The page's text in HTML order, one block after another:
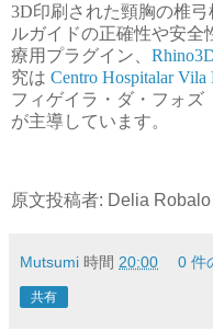
3D印刷された頸胸の椎
ルガイドの正確性や安全
療用プラグイン、
究は Centro Hospitalar Vila
フィゲイラ・ダ・フォズ
が主導しています。
原文投稿者: Delia Robalo
Mutsumi 時間 20:00 0 件
共有